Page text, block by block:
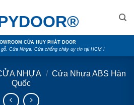
CỬA HUY PHÁT DOOR
Cửa Nhựa, Cửa chống cháy uy tín tại HCM !
NHỰA / Cửa Nhựa ABS Hàn
Quốc